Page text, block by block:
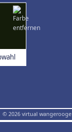
© 2026 virtual wangerooge